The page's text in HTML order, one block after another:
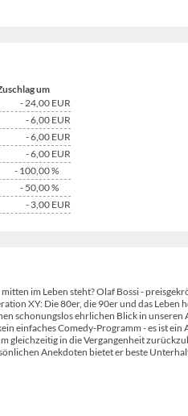
um
- 24,00 EUR
- 6,00 EUR
- 6,00 EUR
- 6,00 EUR
- 100,00%
- 50,00%
- 3,00 EUR
im Leben steht? Olaf Bossi -
XY: Die 80er, die 90er und das Leben
schonungslos ehrlichen Blick in unseren
einfaches Comedy-Programm - es ist
gleichzeitig in die Vergangenheit
Anekdoten bietet er beste